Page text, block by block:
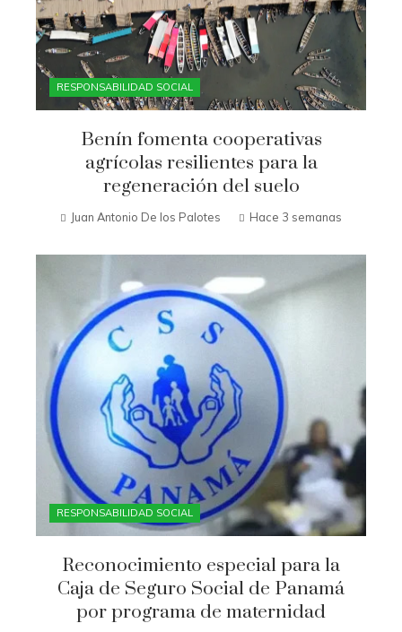
RESPONSABILIDAD SOCIAL
Benín fomenta cooperativas
agrícolas resilientes para la
regeneración del suelo
Juan Antonio De los Palotes Hace 3 semanas
RESPONSABILIDAD SOCIAL
Reconocimiento especial para la
Caja de Seguro Social de Panamá
por programa de maternidad